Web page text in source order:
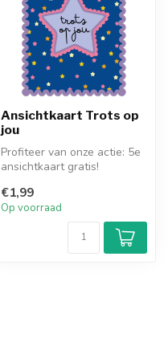
Ansichtkaart Trots op
jou
Profiteer van onze actie: 5e
ansichtkaart gratis!
€1,99
Op voorraad